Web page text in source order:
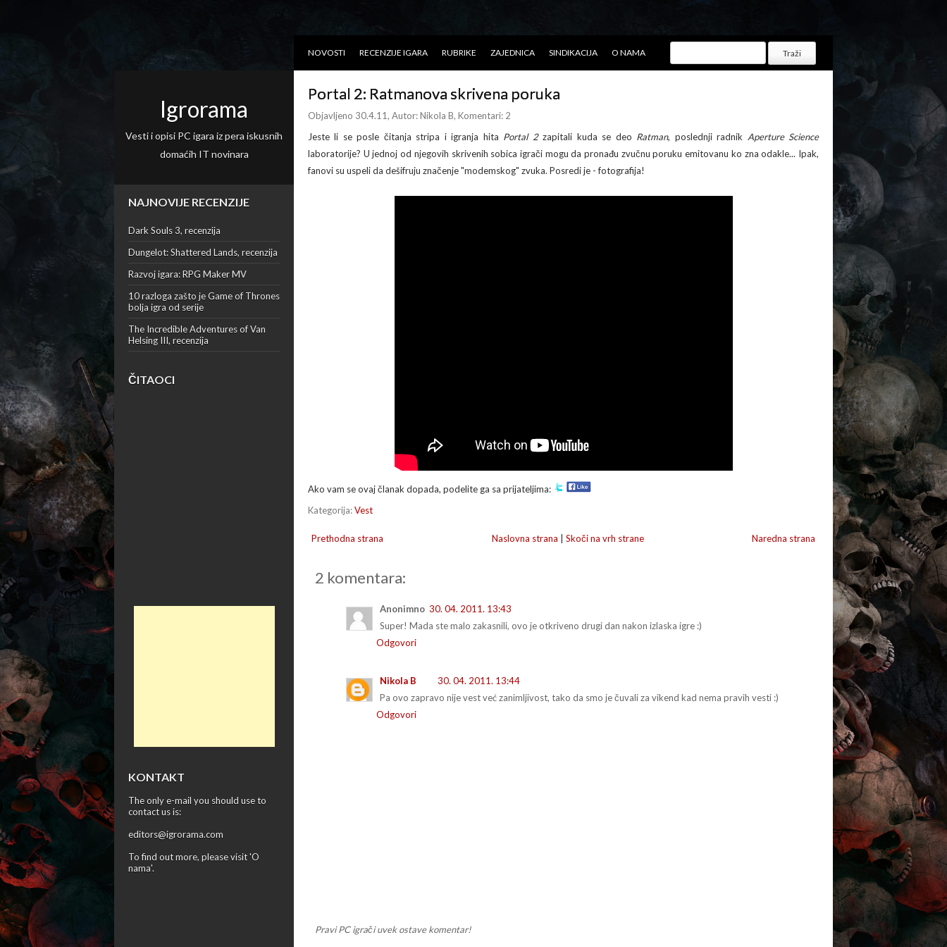
NOVOSTI RECENZIJE IGARA RUBRIKE ZAJEDNICA SINDIKACIJA O NAMA
Igrorama
Vesti i opisi PC igara iz pera iskusnih
domaćih IT novinara
NAJNOVIJE RECENZIJE
Dark Souls 3, recenzija
Dungelot: Shattered Lands, recenzija
Razvoj igara: RPG Maker MV
10 razloga zašto je Game of Thrones
bolja igra od serije
The Incredible Adventures of Van
Helsing III, recenzija
ČITAOCI
KONTAKT
The only e-mail you should use to
contact us is:
editors@igrorama.com
To find out more, please visit 'O
nama'.
Portal 2: Ratmanova skrivena poruka
Objavljeno 30.4.11, Autor:Nikola B, Komentari: 2
Jeste li se posle čitanja stripa i igranja hita Portal 2zapitali kuda se deo Ratman, poslednji radnik Aperture Science
laboratorije? U jednoj od njegovih skrivenih sobica igrači mogu da pronađu zvučnu poruku emitovanu ko zna odakle... Ipak,
fanovi su uspeli da dešifruju značenje "modemskog" zvuka. Posredi je - fotografija!
Ako vam se ovaj članak dopada, podelite ga sa prijateljima:
Kategorija:Vest
Naredna strana
Prethodna strana Naslovna strana Skoči na vrh strane
2 komentara:
Anonimno 30. 04. 2011. 13:43
Super! Mada ste malo zakasnili, ovo je otkriveno drugi dan nakon izlaska igre :)
Odgovori
Nikola B
30. 04. 2011. 13:44
Pa ovo zapravo nije vest već zanimljivost, tako da smo je čuvali za vikend kad nema pravih vesti :)
Odgovori
Pravi PC igrači uvek ostave komentar!